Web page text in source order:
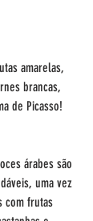
amarelas,
brancas,
de Picasso!
árabes são
uma vez
com frutas